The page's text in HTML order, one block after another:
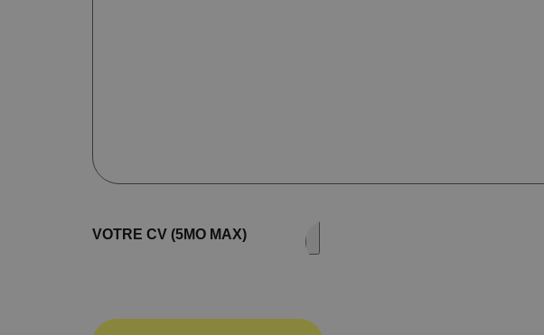
VOTRE CV (5MO MAX)